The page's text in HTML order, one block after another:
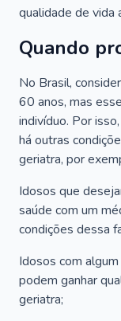
qualidade de vida
Quando
No Brasil,
60 anos, mas
indivíduo. Por
há outras
geriatra, por
Idosos que
saúde com um
condições dessa
Idosos com
podem ganhar
geriatra;